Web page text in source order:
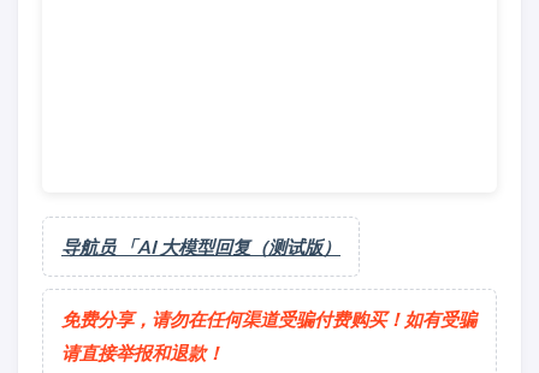
导航员 「AI 大模型回复（测试版）
免费分享，请勿在任何渠道受骗付费购买！如有受骗
请直接举报和退款！